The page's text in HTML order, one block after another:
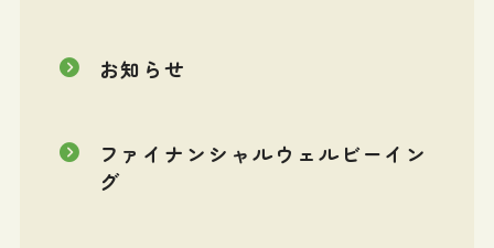
お知らせ
ファイナンシャルウェルビーイン
グ